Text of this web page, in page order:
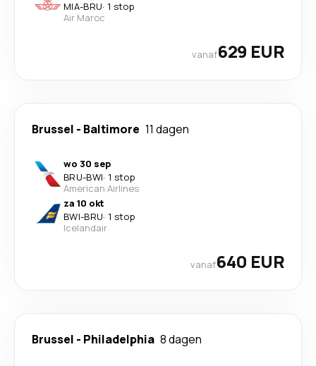
MIA-BRU· 1 stop
Air Maroc
vanaf629 EUR
Brussel - Baltimore 11 dagen
wo 30 sep
BRU-BWI· 1 stop
American Airlines
za 10 okt
BWI-BRU· 1 stop
Icelandair
vanaf640 EUR
Brussel - Philadelphia 8 dagen